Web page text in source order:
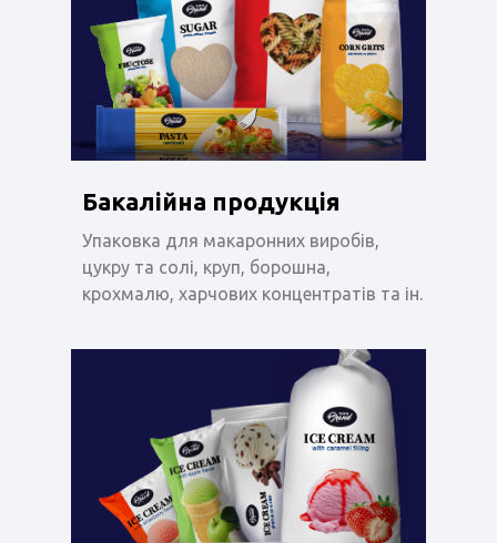
Бакалійна продукція
Упаковка для макаронних виробів,
цукру та солі, круп, борошна,
крохмалю, харчових концентратів та ін.